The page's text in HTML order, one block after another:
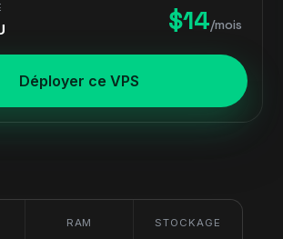
$14/mois
Déployer ce VPS
RAM STOCKAGE